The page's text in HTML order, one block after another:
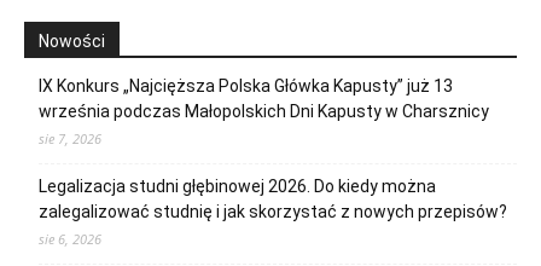
Nowości
IX Konkurs „Najcięższa Polska Główka Kapusty” już 13
września podczas Małopolskich Dni Kapusty w Charsznicy
sie 7, 2026
Legalizacja studni głębinowej 2026. Do kiedy można
zalegalizować studnię i jak skorzystać z nowych przepisów?
sie 6, 2026